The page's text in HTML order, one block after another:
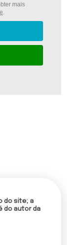
mais
do site; a
do autor da